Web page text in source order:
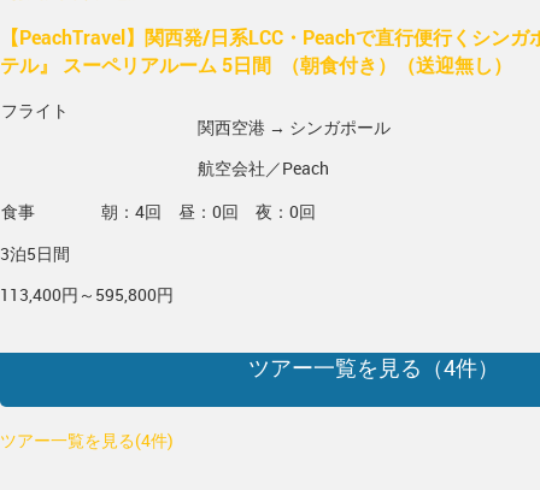
【PeachTravel】関西発/日系LCC・Peachで直行便行くシン
テル』 スーペリアルーム 5日間 （朝食付き）（送迎無し）
フライト
関西空港 → シンガポール
航空会社／Peach
食事
朝：4回 昼：0回 夜：0回
3泊5日間
113,400円～595,800円
ツアー一覧を見る（4件）
ツアー一覧を見る(4件)